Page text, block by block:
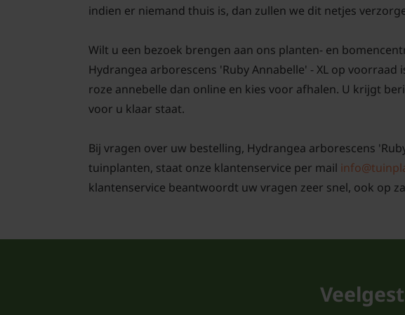
indien er niemand thuis is, dan zullen we dit netjes
Wilt u een bezoek brengen aan ons planten- en
Hydrangea arborescens 'Ruby Annabelle' - XL op voorraad
roze annebelle dan online en kies voor afhalen. U krijgt
voor u klaar staat.
Bij vragen over uw bestelling, Hydrangea arborescens
tuinplanten, staat onze klantenservice per mail
klantenservice beantwoordt uw vragen zeer snel, ook op